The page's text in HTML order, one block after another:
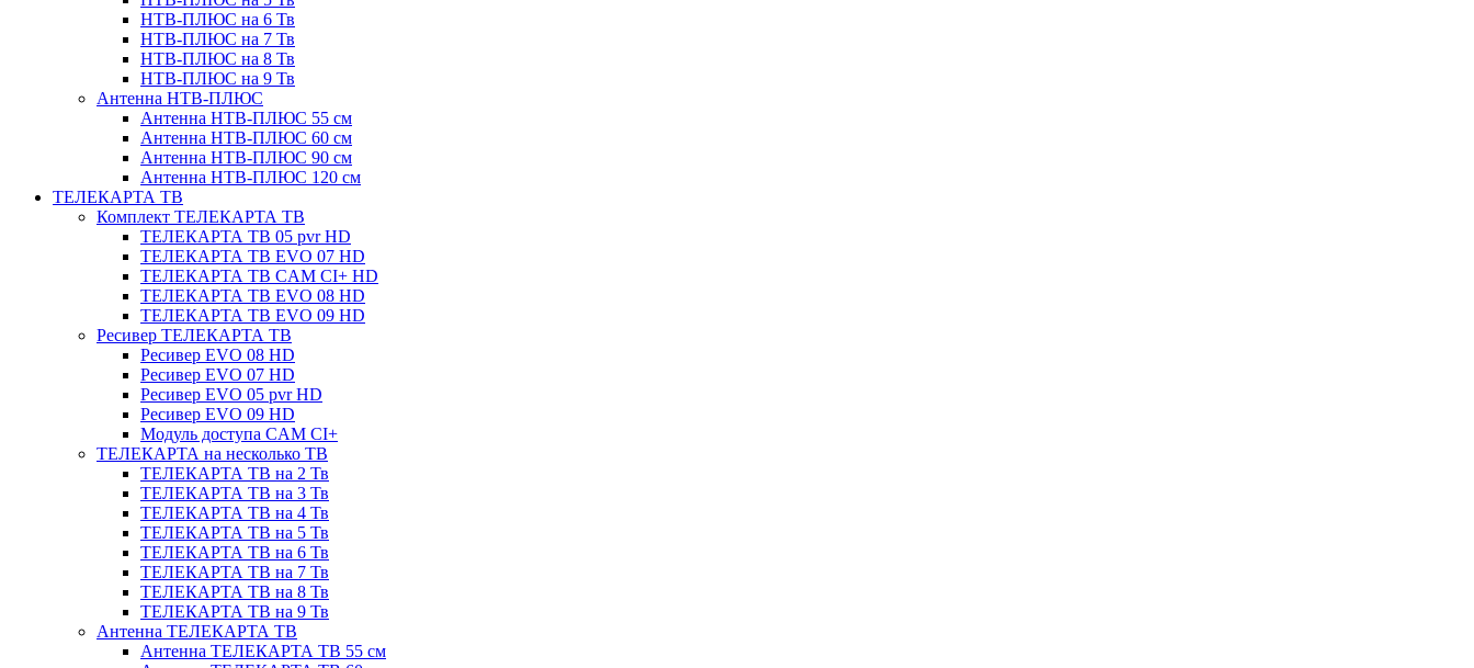
НТВ-ПЛЮС на 6 Тв
НТВ-ПЛЮС на 7 Тв
НТВ-ПЛЮС на 8 Тв
НТВ-ПЛЮС на 9 Тв
Антенна НТВ-ПЛЮС
Антенна НТВ-ПЛЮС 55 см
Антенна НТВ-ПЛЮС 60 см
Антенна НТВ-ПЛЮС 90 см
Антенна НТВ-ПЛЮС 120 см
ТЕЛЕКАРТА ТВ
Комплект ТЕЛЕКАРТА ТВ
ТЕЛЕКАРТА ТВ 05 pvr HD
ТЕЛЕКАРТА ТВ EVO 07 HD
ТЕЛЕКАРТА ТВ CAM CI+ HD
ТЕЛЕКАРТА ТВ EVO 08 HD
ТЕЛЕКАРТА ТВ EVO 09 HD
Ресивер ТЕЛЕКАРТА ТВ
Ресивер EVO 08 HD
Ресивер EVO 07 HD
Ресивер EVO 05 pvr HD
Ресивер EVO 09 HD
Модуль доступа CAM CI+
ТЕЛЕКАРТА на несколько ТВ
ТЕЛЕКАРТА ТВ на 2 Тв
ТЕЛЕКАРТА ТВ на 3 Тв
ТЕЛЕКАРТА ТВ на 4 Тв
ТЕЛЕКАРТА ТВ на 5 Тв
ТЕЛЕКАРТА ТВ на 6 Тв
ТЕЛЕКАРТА ТВ на 7 Тв
ТЕЛЕКАРТА ТВ на 8 Тв
ТЕЛЕКАРТА ТВ на 9 Тв
Антенна ТЕЛЕКАРТА ТВ
Антенна ТЕЛЕКАРТА ТВ 55 см